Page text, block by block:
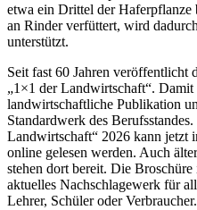
etwa ein Drittel der Haferpflanze
an Rinder verfüttert, wird
unterstützt.
Seit fast 60 Jahren veröffentlicht
„1×1 der Landwirtschaft“. Damit
landwirtschaftliche Publikation
Standardwerk des
Landwirtschaft“ 2026 kann jetzt
online gelesen werden. Auch
stehen dort bereit. Die
aktuelles Nachschlagewerk für
Lehrer, Schüler oder